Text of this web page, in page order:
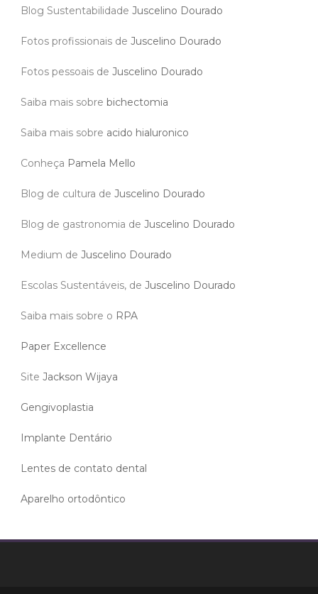
Blog Sustentabilidade Juscelino Dourado
Fotos profissionais de Juscelino Dourado
Fotos pessoais de Juscelino Dourado
Saiba mais sobre bichectomia
Saiba mais sobre acido hialuronico
Conheça Pamela Mello
Blog de cultura de Juscelino Dourado
Blog de gastronomia de Juscelino Dourado
Medium de Juscelino Dourado
Escolas Sustentáveis, de Juscelino Dourado
Saiba mais sobre o RPA
Paper Excellence
Site Jackson Wijaya
Gengivoplastia
Implante Dentário
Lentes de contato dental
Aparelho ortodôntico